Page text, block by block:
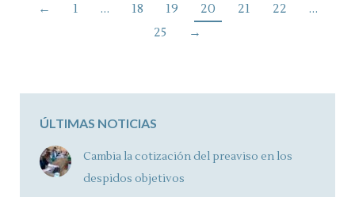
← 1 … 18 19 20 21 22
…
25
→
ÚLTIMAS NOTICIAS
Cambia la cotización del preaviso en los
despidos objetivos